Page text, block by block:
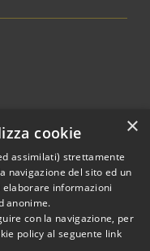
© 2026 • Comune di
Corropoli • Powered by
×
cookie
assimilati) strettamente
navigazione del sito ed un
informazioni
anonime.
con la navigazione, per
policy al seguente link